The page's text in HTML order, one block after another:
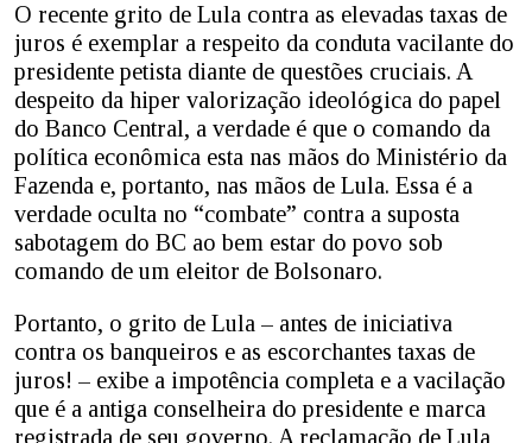
O recente grito de Lula contra as elevadas taxas de
juros é exemplar a respeito da conduta vacilante do
presidente petista diante de questões cruciais. A
despeito da hiper valorização ideológica do papel
do Banco Central, a verdade é que o comando da
política econômica esta nas mãos do Ministério da
Fazenda e, portanto, nas mãos de Lula. Essa é a
verdade oculta no “combate” contra a suposta
sabotagem do BC ao bem estar do povo sob
comando de um eleitor de Bolsonaro.
Portanto, o grito de Lula – antes de iniciativa
contra os banqueiros e as escorchantes taxas de
juros! – exibe a impotência completa e a vacilação
que é a antiga conselheira do presidente e marca
registrada de seu governo. A reclamação de Lula